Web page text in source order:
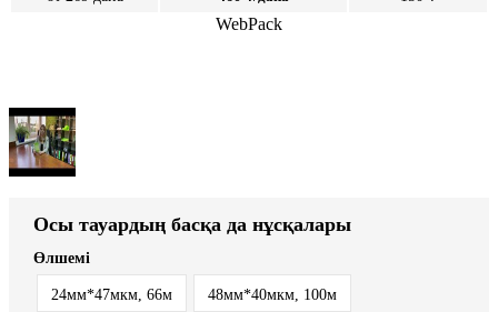
WebPack
Осы тауардың басқа да нұсқалары
Өлшемі
24мм*47мкм, 66м 48мм*40мкм, 100м